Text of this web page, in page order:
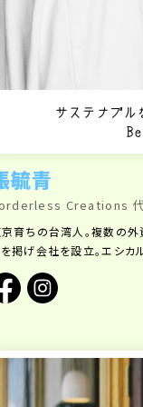
サステナブル
毓青
Creations
育ちの台湾人。複数の外
掲げ会社を設立。エシカ